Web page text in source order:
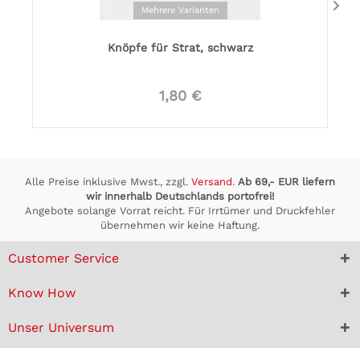
Mehrere Varianten
Knöpfe für Strat, schwarz
1,80 €
Alle Preise inklusive Mwst., zzgl. Versand. Ab 69,- EUR liefern
wir innerhalb Deutschlands portofrei!
Angebote solange Vorrat reicht. Für Irrtümer und Druckfehler
übernehmen wir keine Haftung.
Customer Service
Know How
Unser Universum